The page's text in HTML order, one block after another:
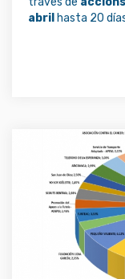
abril hasta 20